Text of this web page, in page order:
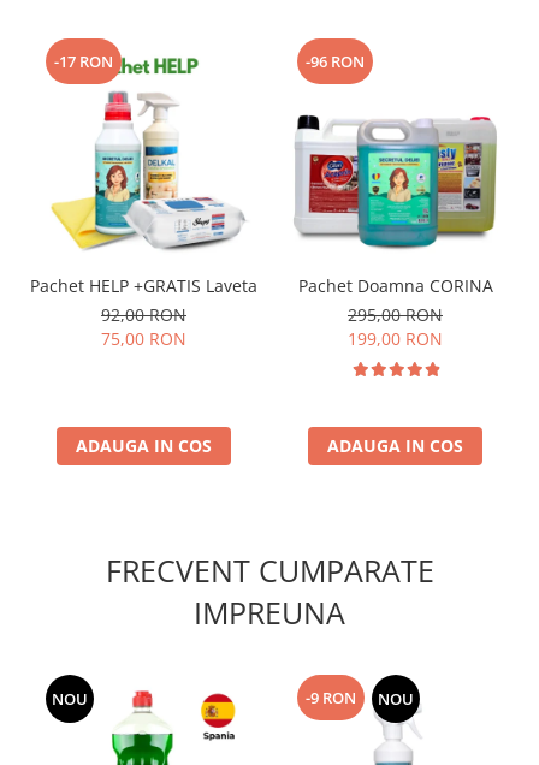
-17 RON
Pachet HELP +GRATIS Laveta
92,00 RON
75,00 RON
ADAUGA IN COS
-96 RON
Pachet Doamna CORINA
295,00 RON
199,00 RON
ADAUGA IN COS
FRECVENT CUMPARATE
IMPREUNA
NOU -9 RON NOU